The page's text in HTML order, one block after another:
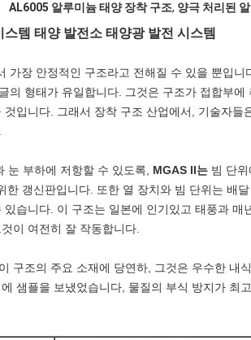
AL6005 알루미늄 태양 장착 구조, 양극 처리된
템 태양 발전소 태양광 발전 시스템
가장 안정적인 구조라고 전해질 수 있을 뿐입
의 형태가 유일합니다. 그것은 구조가 접합부
입니다. 그래서 장착 구조 산업에서, 기술자
눈 부하에 저항할 수 있도록, MGAS II는 빔 단
한 갱신판입니다. 또한 열 장치와 빔 단위는 배
습니다. 이 구조는 일본에 인기있고 태풍과
이 여전히 잘 작동합니다.
구조의 주요 소재에 당연하, 그것은 우수한 내
샘플을 보냈었습니다, 물질의 부식 방지가 최